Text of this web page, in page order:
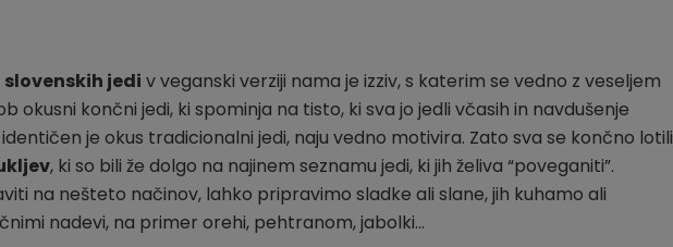
jedi v veganski verziji nama je izziv, s katerim se vedno z veseljem
okusni končni jedi, ki spominja na tisto, ki sva jo jedli včasih in navdušenje
je okus tradicionalni jedi, naju vedno motivira. Zato sva se končno lotili
, ki so bili že dolgo na najinem seznamu jedi, ki jih želiva “poveganiti”.
na nešteto načinov, lahko pripravimo sladke ali slane, jih kuhamo ali
nadevi, na primer orehi, pehtranom, jabolki…